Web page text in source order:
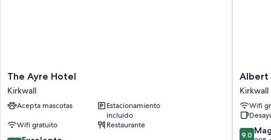
The
Ayre
Hotel
Kirkwall
The Ayre Hotel
Kirkwall
Acepta mascotas
Estacionamiento
incluido
Wifi gratuito
Restaurante
Albert
Hotel
Kirkwall
Albert
Kirkwall
Wifi
9.0
9.0